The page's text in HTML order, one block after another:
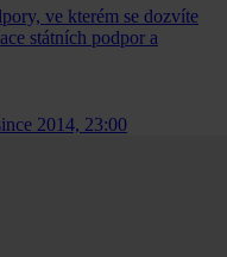
ve kterém se dozvíte
státních podpor a
2014, 23:00